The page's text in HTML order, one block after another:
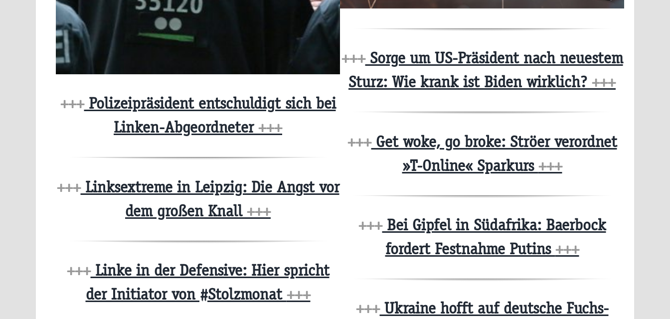
+++Polizeipräsident entschuldigt sich bei
Linken-Abgeordneter+++
+++Linksextreme in Leipzig: Die Angst vor
dem großen Knall +++
+++Linke in der Defensive: Hier spricht
der Initiator von #Stolzmonat +++
+++Sorge um US-Präsident nach neuestem
Sturz: Wie krank ist Biden wirklich? +++
+++Get woke, go broke: Ströer verordnet
»T-Online« Sparkurs +++
+++Bei Gipfel in Südafrika: Baerbock
fordert Festnahme Putins +++
+++Ukraine hofft auf deutsche Fuchs-